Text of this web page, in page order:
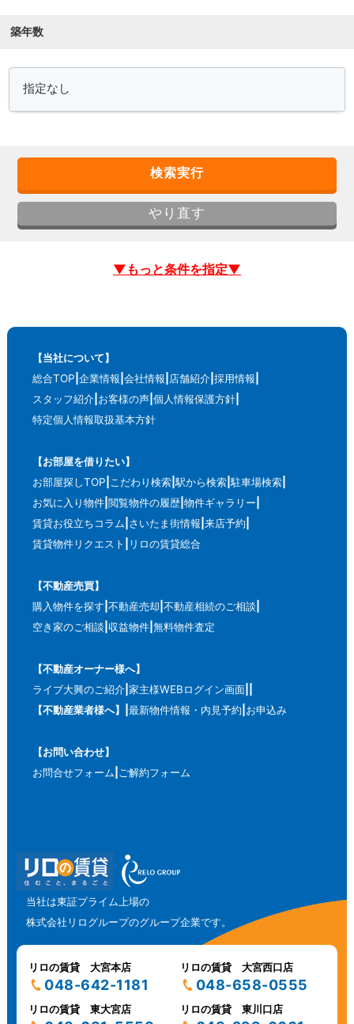
築年数
▼もっと条件を指定▼
【当社について】
総合TOP 企業情報 会社情報 店舗紹介 採用情報
スタッフ紹介 お客様の声 個人情報保護方針
特定個人情報取扱基本方針
【お部屋を借りたい】
お部屋探しTOP こだわり検索 駅から検索 駐車場検索
お気に入り物件 閲覧物件の履歴 物件ギャラリー
賃貸お役立ちコラム さいたま街情報 来店予約
賃貸物件リクエスト
リロの賃貸総合
【不動産売買】
購入物件を探す 不動産売却 不動産相続のご相談
空き家のご相談 収益物件 無料物件査定
【不動産オーナー様へ】
ライブ大興のご紹介 家主様WEBログイン画面
【不動産業者様へ】
最新物件情報・内見予約 お申込み
【お問い合わせ】
お問合せフォーム ご解約フォーム
当社は東証プライム上場の
株式会社リログループのグループ企業です。
リロの賃貸 大宮本店
048-642-1181
リロの賃貸 大宮西口店
048-658-0555
リロの賃貸 東大宮店 リロの賃貸 東川口店